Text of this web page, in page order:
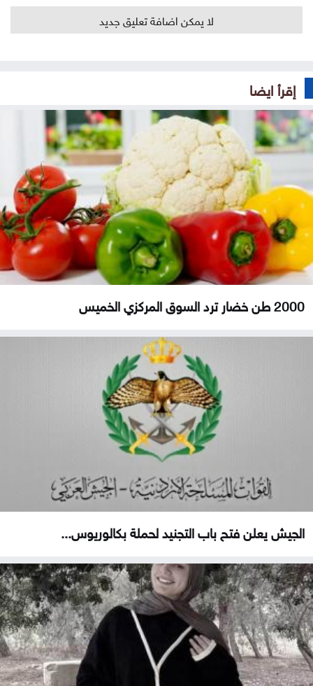
لا يمكن اضافة تعليق جديد
إقرأ ايضا
2000 طن خضار ترد السوق المركزي الخميس
الجيش يعلن فتح باب التجنيد لحملة بكالوريوس...